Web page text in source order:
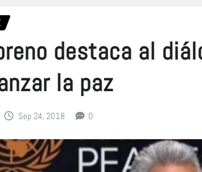
destaca al
la paz
Sep 24, 2018 0